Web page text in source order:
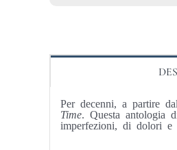
Per decenni, a partire
Time. Questa antologia
imperfezioni, di dolori e